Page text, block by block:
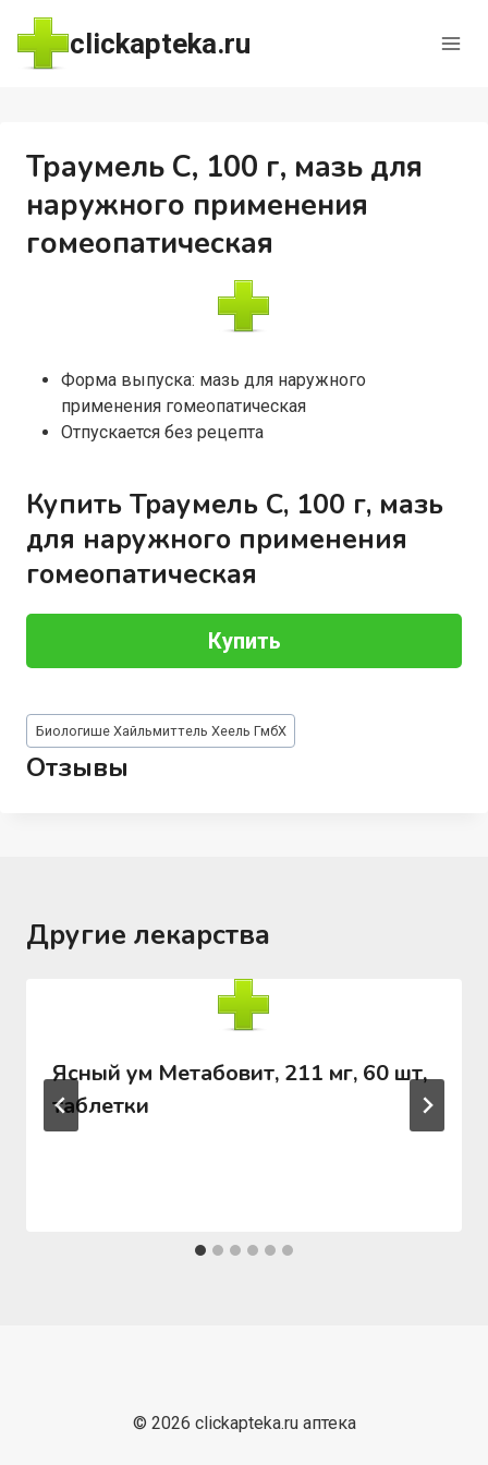
Перейти
содержимому
clickapteka.ru
Траумель С, 100 г, мазь для
наружного применения
гомеопатическая
Форма выпуска: мазь для наружного
применения гомеопатическая
Отпускается без рецепта
Купить Траумель С, 100 г, мазь
для наружного применения
гомеопатическая
Купить
Метки
записи:
Биологише Хайльмиттель Хеель ГмбХ
Отзывы
Другие лекарства
Ясный ум Метабовит, 211 мг, 60 шт,
таблетки
© 2026 clickapteka.ru аптека